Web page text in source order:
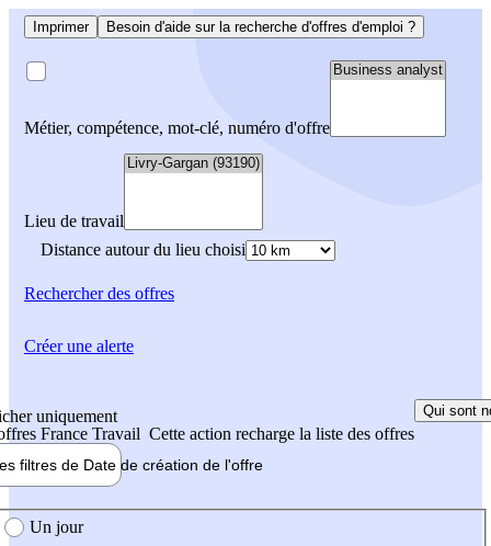
Imprimer Besoin d'aide sur la recherche d'offres d'emploi ?
Métier, compétence, mot-clé, numéro d'offre
Lieu de travail
Distance autour du lieu choisi
Rechercherdes offres
uniquement
France Travail Cette action recharge la liste des offres
Qui sont
filtres de Date de création de l'offre
création de l'offre
Un jour
Créer une alerte